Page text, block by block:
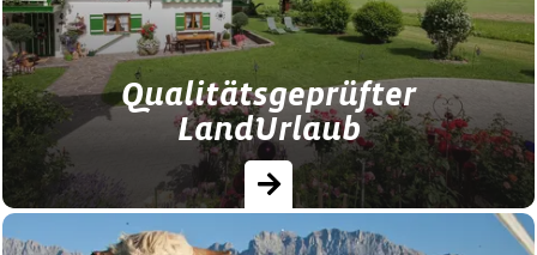
Qualitätsgeprüfter
LandUrlaub